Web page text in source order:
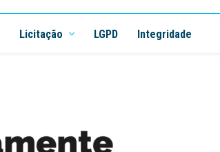
Licitação LGPD Integridade